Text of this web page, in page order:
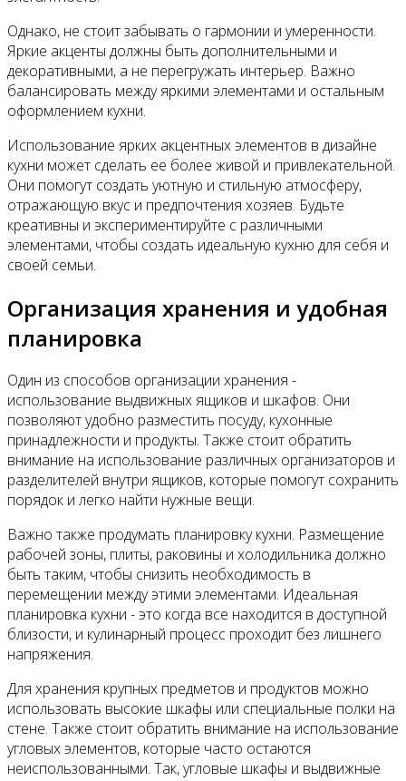
Однако, не стоит забывать о гармонии и умеренности.
Яркие акценты должны быть дополнительными и
декоративными, а не перегружать интерьер. Важно
балансировать между яркими элементами и остальным
оформлением кухни.
Использование ярких акцентных элементов в дизайне
кухни может сделать ее более живой и привлекательной.
Они помогут создать уютную и стильную атмосферу,
отражающую вкус и предпочтения хозяев. Будьте
креативны и экспериментируйте с различными
элементами, чтобы создать идеальную кухню для себя и
своей семьи.
Организация хранения и удобная
планировка
Один из способов организации хранения -
использование выдвижных ящиков и шкафов. Они
позволяют удобно разместить посуду, кухонные
принадлежности и продукты. Также стоит обратить
внимание на использование различных организаторов и
разделителей внутри ящиков, которые помогут сохранить
порядок и легко найти нужные вещи.
Важно также продумать планировку кухни. Размещение
рабочей зоны, плиты, раковины и холодильника должно
быть таким, чтобы снизить необходимость в
перемещении между этими элементами. Идеальная
планировка кухни - это когда все находится в доступной
близости, и кулинарный процесс проходит без лишнего
напряжения.
Для хранения крупных предметов и продуктов можно
использовать высокие шкафы или специальные полки на
стене. Также стоит обратить внимание на использование
угловых элементов, которые часто остаются
неиспользованными. Так, угловые шкафы и выдвижные